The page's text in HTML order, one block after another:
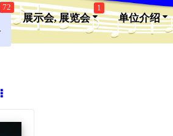
72
展示会, 展览会
1
单位介绍